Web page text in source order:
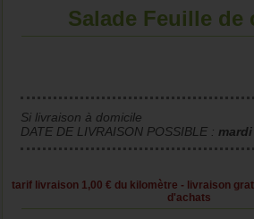
Salade Feuille de
Si livraison à domicile
DATE DE LIVRAISON POSSIBLE :
tarif livraison 1,00 € du kilomètre - livraison
d'achats